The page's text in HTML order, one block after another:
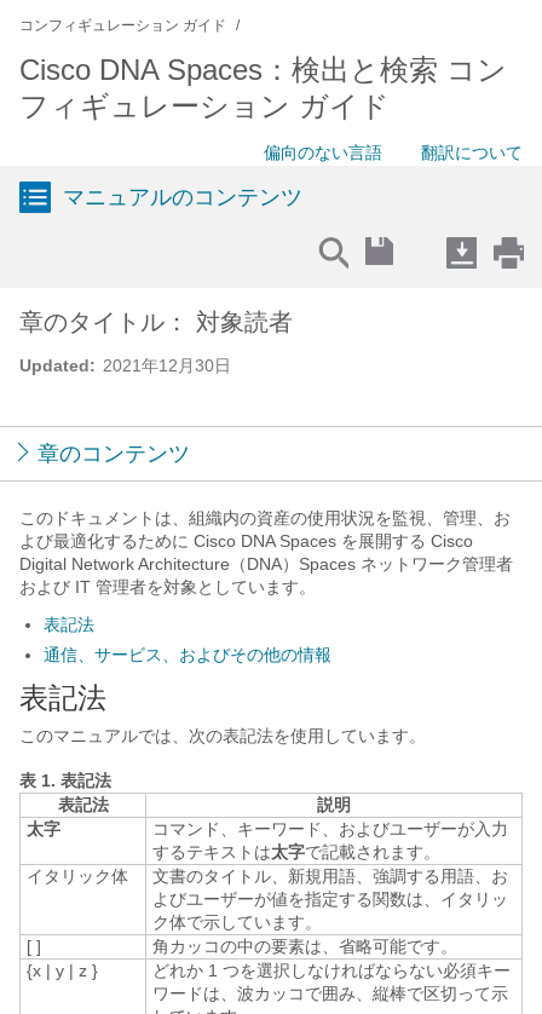
コンフィギュレーション ガイド
Cisco DNA Spaces：検出と検索 コン
フィギュレーション ガイド
偏向のない言語 翻訳について
マニュアルのコンテンツ
Updated: 2021年12月30日
章のタイトル： 対象読者
章のコンテンツ
このドキュメントは、組織内の資産の使用状況を監視、管理、お
よび最適化するために Cisco DNA Spaces を展開する Cisco
Digital Network Architecture（DNA）Spaces ネットワーク管理者
および IT 管理者を対象としています。
表記法
通信、サービス、およびその他の情報
表記法
このマニュアルでは、次の表記法を使用しています。
表 1. 表記法
表記法
説明
太字
コマンド、キーワード、およびユーザーが入力
するテキストは太字で記載されます。
イタリック体
文書のタイトル、新規用語、強調する用語、お
よびユーザーが値を指定する関数は、 イタリッ
ク体で示しています。
[ ]
角カッコの中の要素は、省略可能です。
{x | y | z }
どれか 1 つを選択しなければならない必須キー
ワードは、波カッコで囲み、縦棒で区切って示